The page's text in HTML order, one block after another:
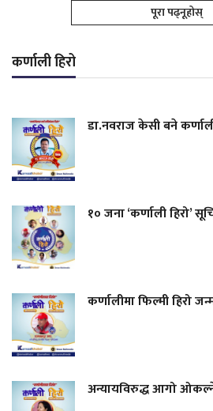
पूरा पढ्नूहोस्
कर्णाली हिरो
डा.नवराज केसी बने
१० जना ‘कर्णाली हिरो’
कर्णालीमा फिल्मी हिरो
अन्यायविरुद्ध आगो